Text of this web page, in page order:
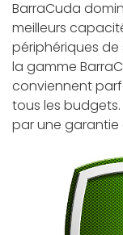
BarraCuda
meilleurs
périphériques
la gamme
conviennent
tous les
par une garantie